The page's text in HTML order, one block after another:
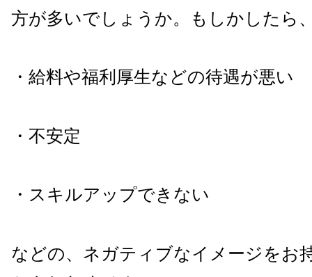
方が多いでしょうか。もしかしたら
・給料や福利厚生などの待遇が悪い
・不安定
・スキルアップできない
などの、ネガティブなイメージをお